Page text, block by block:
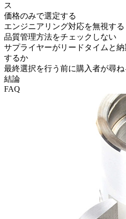
ス
価格のみで選定する
エンジニアリング対応を無視する
品質管理方法をチェックしない
サプライヤーがリードタイムと
するか
最終選択を行う前に購入者が尋ね
結論
FAQ